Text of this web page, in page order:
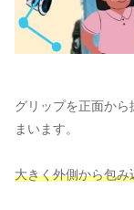
グリップを正面か
まいます。
大きく外側から包